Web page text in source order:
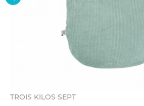
TROIS KILOS SEPT